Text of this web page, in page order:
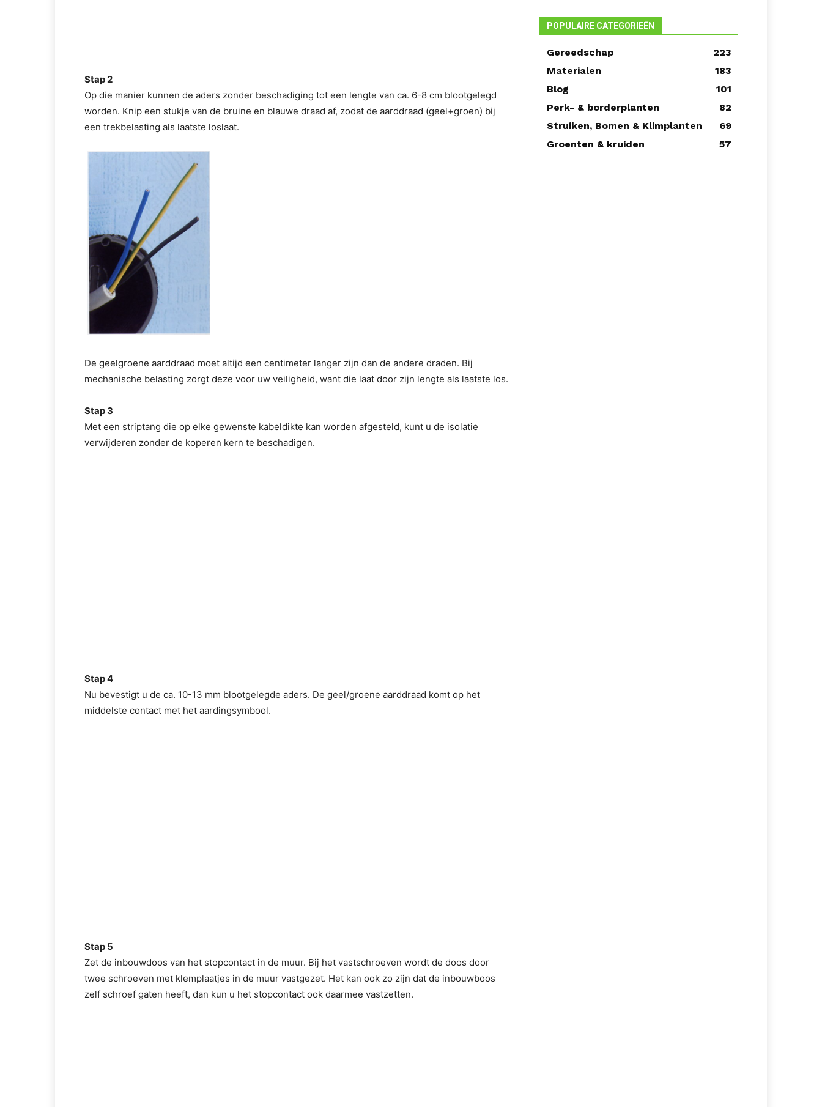
Stap 2
Op die manier kunnen de aders zonder beschadiging tot een lengte van ca. 6-8 cm blootgelegd
worden. Knip een stukje van de bruine en blauwe draad af, zodat de aarddraad (geel+groen) bij
een trekbelasting als laatste loslaat.
De geelgroene aarddraad moet altijd een centimeter langer zijn dan de andere draden. Bij
mechanische belasting zorgt deze voor uw veiligheid, want die laat door zijn lengte als laatste los.
Stap 3
Met een striptang die op elke gewenste kabeldikte kan worden afgesteld, kunt u de isolatie
verwijderen zonder de koperen kern te beschadigen.
Stap 4
Nu bevestigt u de ca. 10-13 mm blootgelegde aders. De geel/groene aarddraad komt op het
middelste contact met het aardingsymbool.
Stap 5
Zet de inbouwdoos van het stopcontact in de muur. Bij het vastschroeven wordt de doos door
twee schroeven met klemplaatjes in de muur vastgezet. Het kan ook zo zijn dat de inbouwboos
zelf schroef gaten heeft, dan kun u het stopcontact ook daarmee vastzetten.
POPULAIRE CATEGORIEËN
Gereedschap
223
Materialen
183
Blog
101
Perk- & borderplanten
82
Struiken, Bomen & Klimplanten
69
Groenten & kruiden
57